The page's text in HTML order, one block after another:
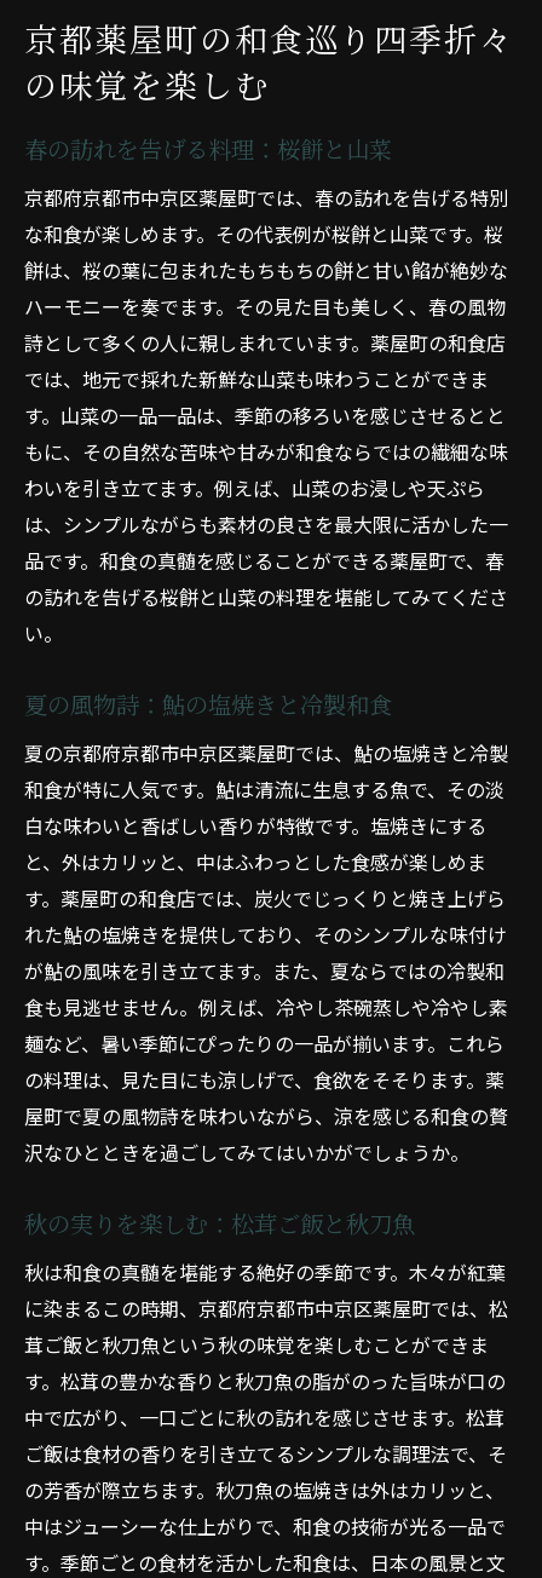
京都薬屋町の和食巡り四季折々
の味覚を楽しむ
春の訪れを告げる料理：桜餅と山菜
京都府京都市中京区薬屋町では、春の訪れを告げる特別
な和食が楽しめます。その代表例が桜餅と山菜です。桜
餅は、桜の葉に包まれたもちもちの餅と甘い餡が絶妙な
ハーモニーを奏でます。その見た目も美しく、春の風物
詩として多くの人に親しまれています。薬屋町の和食店
では、地元で採れた新鮮な山菜も味わうことができま
す。山菜の一品一品は、季節の移ろいを感じさせるとと
もに、その自然な苦味や甘みが和食ならではの繊細な味
わいを引き立てます。例えば、山菜のお浸しや天ぷら
は、シンプルながらも素材の良さを最大限に活かした一
品です。和食の真髄を感じることができる薬屋町で、春
の訪れを告げる桜餅と山菜の料理を堪能してみてくださ
い。
夏の風物詩：鮎の塩焼きと冷製和食
夏の京都府京都市中京区薬屋町では、鮎の塩焼きと冷製
和食が特に人気です。鮎は清流に生息する魚で、その淡
白な味わいと香ばしい香りが特徴です。塩焼きにする
と、外はカリッと、中はふわっとした食感が楽しめま
す。薬屋町の和食店では、炭火でじっくりと焼き上げら
れた鮎の塩焼きを提供しており、そのシンプルな味付け
が鮎の風味を引き立てます。また、夏ならではの冷製和
食も見逃せません。例えば、冷やし茶碗蒸しや冷やし素
麺など、暑い季節にぴったりの一品が揃います。これら
の料理は、見た目にも涼しげで、食欲をそそります。薬
屋町で夏の風物詩を味わいながら、涼を感じる和食の贅
沢なひとときを過ごしてみてはいかがでしょうか。
秋の実りを楽しむ：松茸ご飯と秋刀魚
秋は和食の真髄を堪能する絶好の季節です。木々が紅葉
に染まるこの時期、京都府京都市中京区薬屋町では、松
茸ご飯と秋刀魚という秋の味覚を楽しむことができま
す。松茸の豊かな香りと秋刀魚の脂がのった旨味が口の
中で広がり、一口ごとに秋の訪れを感じさせます。松茸
ご飯は食材の香りを引き立てるシンプルな調理法で、そ
の芳香が際立ちます。秋刀魚の塩焼きは外はカリッと、
中はジューシーな仕上がりで、和食の技術が光る一品で
す。季節ごとの食材を活かした和食は、日本の風景と文